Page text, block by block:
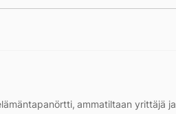
ammatiltaan yrittäjä ja